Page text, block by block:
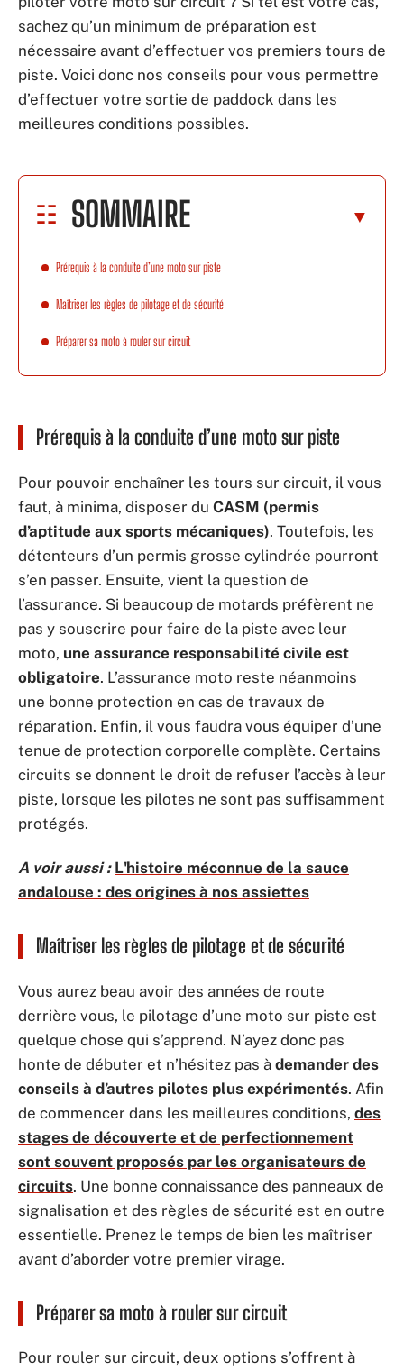
sachez qu’un minimum de préparation est
nécessaire avant d’effectuer vos premiers tours de
piste. Voici donc nos conseils pour vous permettre
d’effectuer votre sortie de paddock dans les
meilleures conditions possibles.
SOMMAIRE
Prérequis à la conduite d’une moto sur piste
Maîtriser les règles de pilotage et de sécurité
Préparer sa moto à rouler sur circuit
Prérequis à la conduite d’une moto sur piste
Pour pouvoir enchaîner les tours sur circuit, il vous
faut, à minima, disposer du CASM (permis
d’aptitude aux sports mécaniques). Toutefois, les
détenteurs d’un permis grosse cylindrée pourront
s’en passer. Ensuite, vient la question de
l’assurance. Si beaucoup de motards préfèrent ne
pas y souscrire pour faire de la piste avec leur
moto, une assurance responsabilité civile est
obligatoire. L’assurance moto reste néanmoins
une bonne protection en cas de travaux de
réparation. Enfin, il vous faudra vous équiper d’une
tenue de protection corporelle complète. Certains
circuits se donnent le droit de refuser l’accès à leur
piste, lorsque les pilotes ne sont pas suffisamment
protégés.
A voir aussi : L'histoire méconnue de la sauce
andalouse : des origines à nos assiettes
Maîtriser les règles de pilotage et de sécurité
Vous aurez beau avoir des années de route
derrière vous, le pilotage d’une moto sur piste est
quelque chose qui s’apprend. N’ayez donc pas
honte de débuter et n’hésitez pas à demander des
conseils à d’autres pilotes plus expérimentés. Afin
de commencer dans les meilleures conditions, des
stages de découverte et de perfectionnement
sont souvent proposés par les organisateurs de
circuits. Une bonne connaissance des panneaux de
signalisation et des règles de sécurité est en outre
essentielle. Prenez le temps de bien les maîtriser
avant d’aborder votre premier virage.
Préparer sa moto à rouler sur circuit
Pour rouler sur circuit, deux options s’offrent à